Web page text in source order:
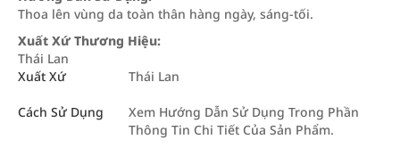
Thoa lên vùng da toàn thân hàng ngày, sáng-tối.
Xuất Xứ Thương Hiệu:
Thái Lan
Xuất Xứ
Thái Lan
Cách Sử Dụng
Xem Hướng Dẫn Sử Dụng Trong Phần
Thông Tin Chi Tiết Của Sản Phẩm.